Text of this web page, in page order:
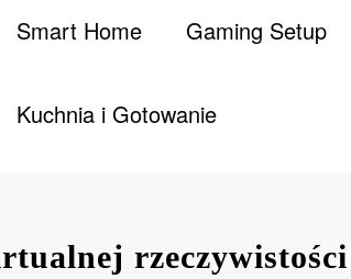
Smart Home Gaming Setup
Kuchnia i Gotowanie
rzeczywistości